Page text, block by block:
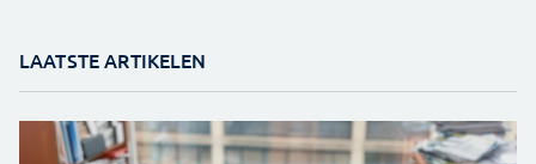
LAATSTE ARTIKELEN